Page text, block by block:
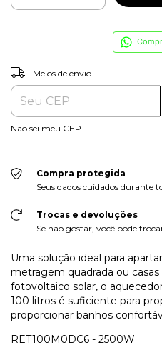
Entregas para o CEP:
Meios de envio
Não sei meu CEP
Compra protegida
Seus dados cuidados durante
Trocas e devoluções
Se não gostar, você pode
Uma solução ideal para
metragem quadrada ou
fotovoltaico solar, o
100 litros é suficiente para
proporcionar banhos
RET100M0DC6 - 2500W